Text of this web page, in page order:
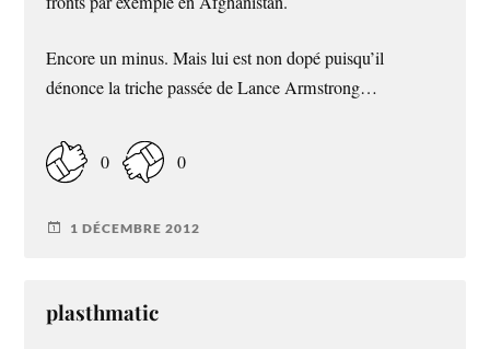
Encore un minus. Mais lui est non dopé puisqu’il
dénonce la triche passée de Lance Armstrong…
0 0
1 DÉCEMBRE 2012
plasthmatic